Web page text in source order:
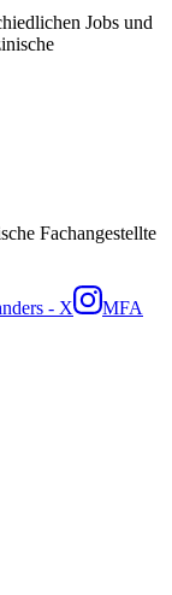
Jobs und
Fachangestellte
- X
MFA